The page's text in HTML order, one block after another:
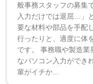
般事務スタッフの募集
入力だけでは退屈…」
要な材料や部品を手配
行ったりと、適度に体
です。 事務職や製造業
なパソコン入力ができ
輩がイチか...